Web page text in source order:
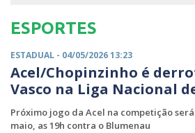
ESPORTES
ESTADUAL - 04/05/2026 13:23
Acel/Chopinzinho é
Vasco na Liga Nacional
Próximo jogo da Acel na competição
maio, as 19h contra o Blumenau